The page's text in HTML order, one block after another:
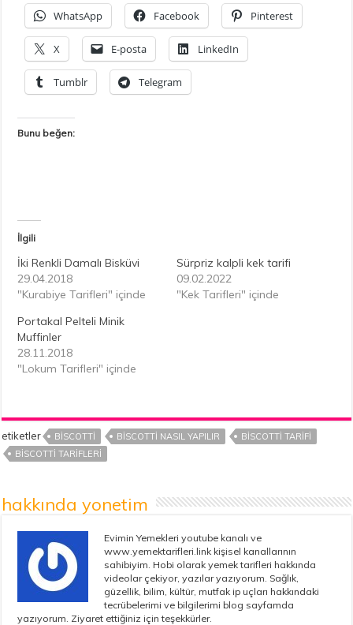
WhatsApp Facebook Pinterest
X E-posta LinkedIn
Tumblr Telegram
Bunu beğen:
İlgili
İki Renkli Damalı Bisküvi
29.04.2018
"Kurabiye Tarifleri" içinde
Sürpriz kalpli kek tarifi
09.02.2022
"Kek Tarifleri" içinde
Portakal Pelteli Minik
Muffinler
28.11.2018
"Lokum Tarifleri" içinde
etiketler BISCOTTI BISCOTTI NASIL YAPILIR
BISCOTTI TARIFI
BISCOTTI TARIFLERI
hakkında yonetim
Evimin Yemekleri youtube kanalı ve
www.yemektarifleri.link kişisel kanallarının
sahibiyim. Hobi olarak yemek tarifleri hakkında
videolar çekiyor, yazılar yazıyorum. Sağlık,
güzellik, bilim, kültür, mutfak ip uçları hakkındaki
tecrübelerimi ve bilgilerimi blog sayfamda
yazıyorum. Ziyaret ettiğiniz için teşekkürler.